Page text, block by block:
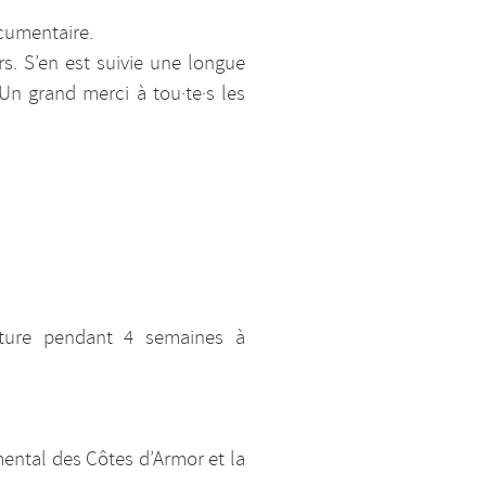
S’en est suivie une longue
grand merci à tou·te·s les
pendant 4 semaines à
des Côtes d’Armor et la